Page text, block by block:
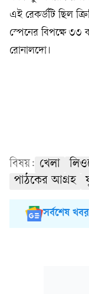
এই রেকর্ডটি ছিল
স্পেনের বিপক্ষে ৩৩
রোনালদো।
বিষয়: খেলা
পাঠকের আগ্রহ
সর্বশেষ